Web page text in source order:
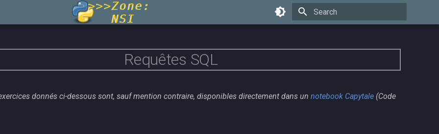
Requêtes SQL
donnés ci-dessous sont, sauf mention contraire, disponibles directement dans un notebook Capytale (Code